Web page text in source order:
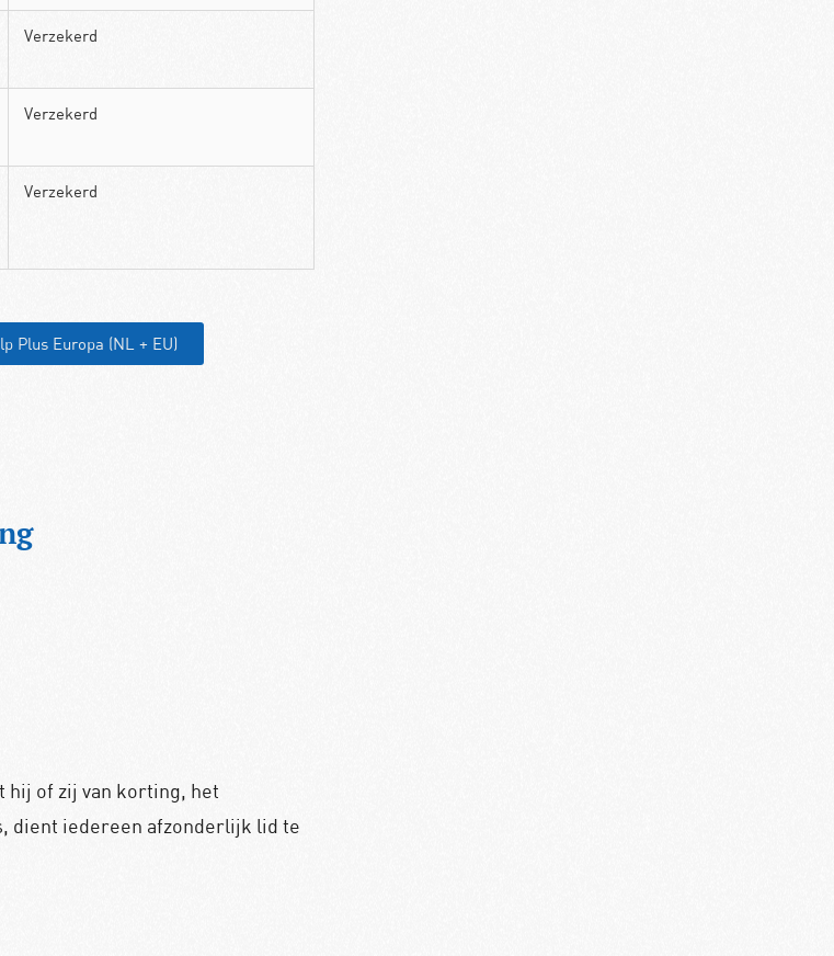
Verzekerd
Verzekerd
Verzekerd
Plus Europa (NL + EU)
hij of zij van korting, het
dient iedereen afzonderlijk lid te